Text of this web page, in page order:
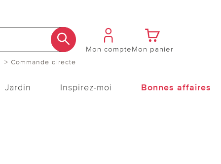
> Commande directe
Mon compteMon panier
Jardin Inspirez-moi Bonnes affaires